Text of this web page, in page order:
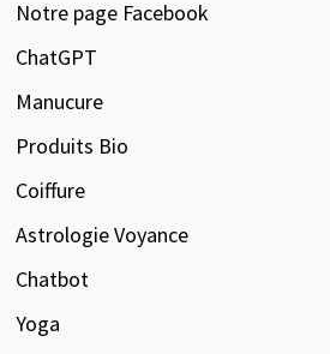
Notre page Facebook
ChatGPT
Manucure
Produits Bio
Coiffure
Astrologie Voyance
Chatbot
Yoga